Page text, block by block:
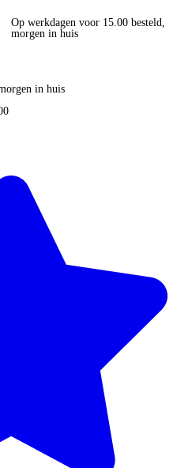
Op werkdagen voor 15.00 besteld,
morgen in huis
in huis